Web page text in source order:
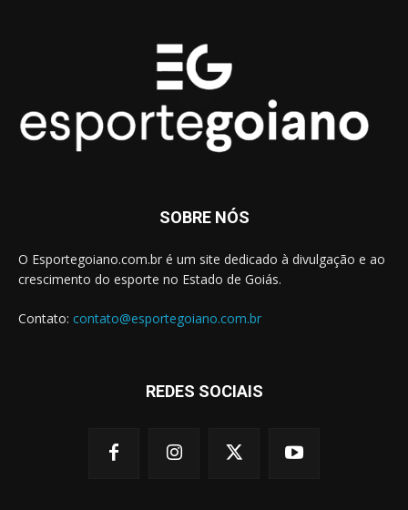
SOBRE NÓS
O Esportegoiano.com.br é um site dedicado à divulgação e ao
crescimento do esporte no Estado de Goiás.
Contato: contato@esportegoiano.com.br
REDES SOCIAIS